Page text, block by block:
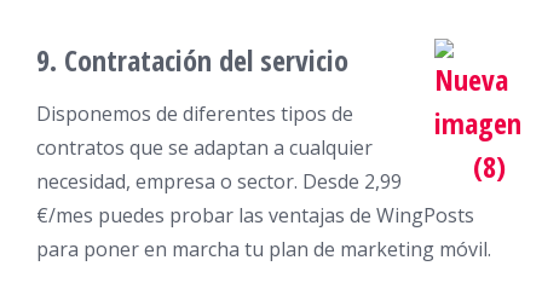
9. Contratación del servicio
Disponemos de diferentes tipos de
contratos que se adaptan a cualquier
necesidad, empresa o sector. Desde 2,99
€/mes puedes probar las ventajas de WingPosts
para poner en marcha tu plan de marketing móvil.